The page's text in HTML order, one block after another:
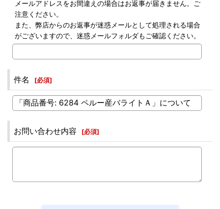
メールアドレスをお間違えの場合はお返事が届きません。ご
注意ください。
また、弊店からのお返事が迷惑メールとして処理される場合
がございますので、迷惑メールフォルダもご確認ください。
件名 [必須]
お問い合わせ内容 [必須]